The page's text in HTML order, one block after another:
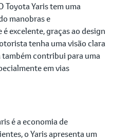
Toyota Yaris tem uma
manobras e
excelente, graças ao design
tenha uma visão clara
também contribui para uma
em vias
é a economia de
o Yaris apresenta um